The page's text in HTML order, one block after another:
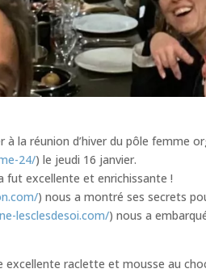
la réunion d’hiver du pôle femme
24/) le jeudi 16 janvier.
fut excellente et enrichissante !
) nous a montré ses secrets
lesclesdesoi.com/) nous a
excellente raclette et mousse au